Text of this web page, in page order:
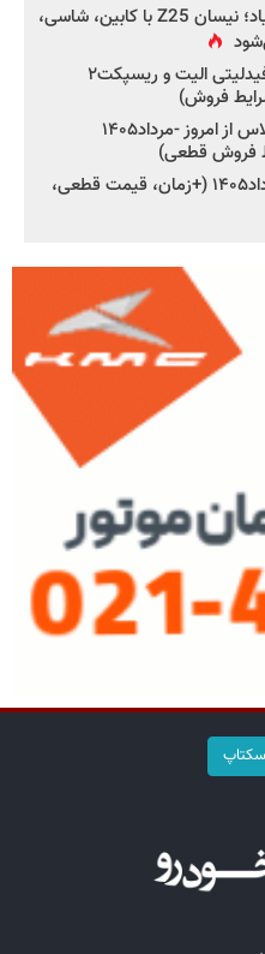
جزئیات جدید از پروژه Z25 زامیاد؛ نیسان Z25 با کابین، شاسی،
شروع فروش بدون قرعه‌کشی فیدلیتی الیت و ریسپکت۲
شروع ثبت‌نام چانگان CS۵۵ پلاس از امروز -مرداد۱۴۰۵
فروش قطعی)
شروع فروش کیا اسپورتیج -مرداد۱۴۰۵ (+زمان، قیمت قطعی،